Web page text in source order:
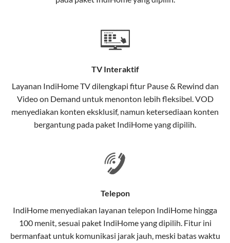
satu paket.
Teknologi di Balik WiFi IndiHome
Wifi IndiHome menggunakan teknologi Fiber To The
menggunakan kabel serat optik hingga ke rumah
pelanggan. Teknologi ini memiliki beberapa
keunggulan:
Kecepatan Tinggi
dibandingkan kabel tembaga atau DSL.
elektromagnetik, sehingga koneksi tetap lancar.
Latensi Rendah
TV Interaktif
Layanan IndiHome TVdilengkapi fitur Pause & Rewind dan
Video on Demand untuk menonton lebih fleksibel. VOD
menyediakan konten eksklusif, namun ketersediaan konten
bergantung pada paket IndiHome yang dipilih.
Telepon
IndiHome menyediakan layanan telepon IndiHome hingga
100 menit, sesuai paket IndiHome yang dipilih. Fitur ini
bermanfaat untuk komunikasi jarak jauh, meski batas waktu